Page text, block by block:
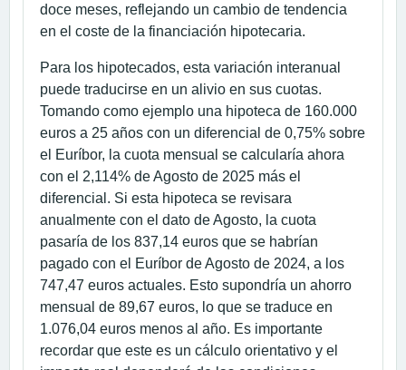
doce meses, reflejando un cambio de tendencia
en el coste de la financiación hipotecaria.
Para los hipotecados, esta variación interanual
puede traducirse en un alivio en sus cuotas.
Tomando como ejemplo una hipoteca de 160.000
euros a 25 años con un diferencial de 0,75% sobre
el Euríbor, la cuota mensual se calcularía ahora
con el 2,114% de Agosto de 2025 más el
diferencial. Si esta hipoteca se revisara
anualmente con el dato de Agosto, la cuota
pasaría de los 837,14 euros que se habrían
pagado con el Euríbor de Agosto de 2024, a los
747,47 euros actuales. Esto supondría un ahorro
mensual de 89,67 euros, lo que se traduce en
1.076,04 euros menos al año. Es importante
recordar que este es un cálculo orientativo y el